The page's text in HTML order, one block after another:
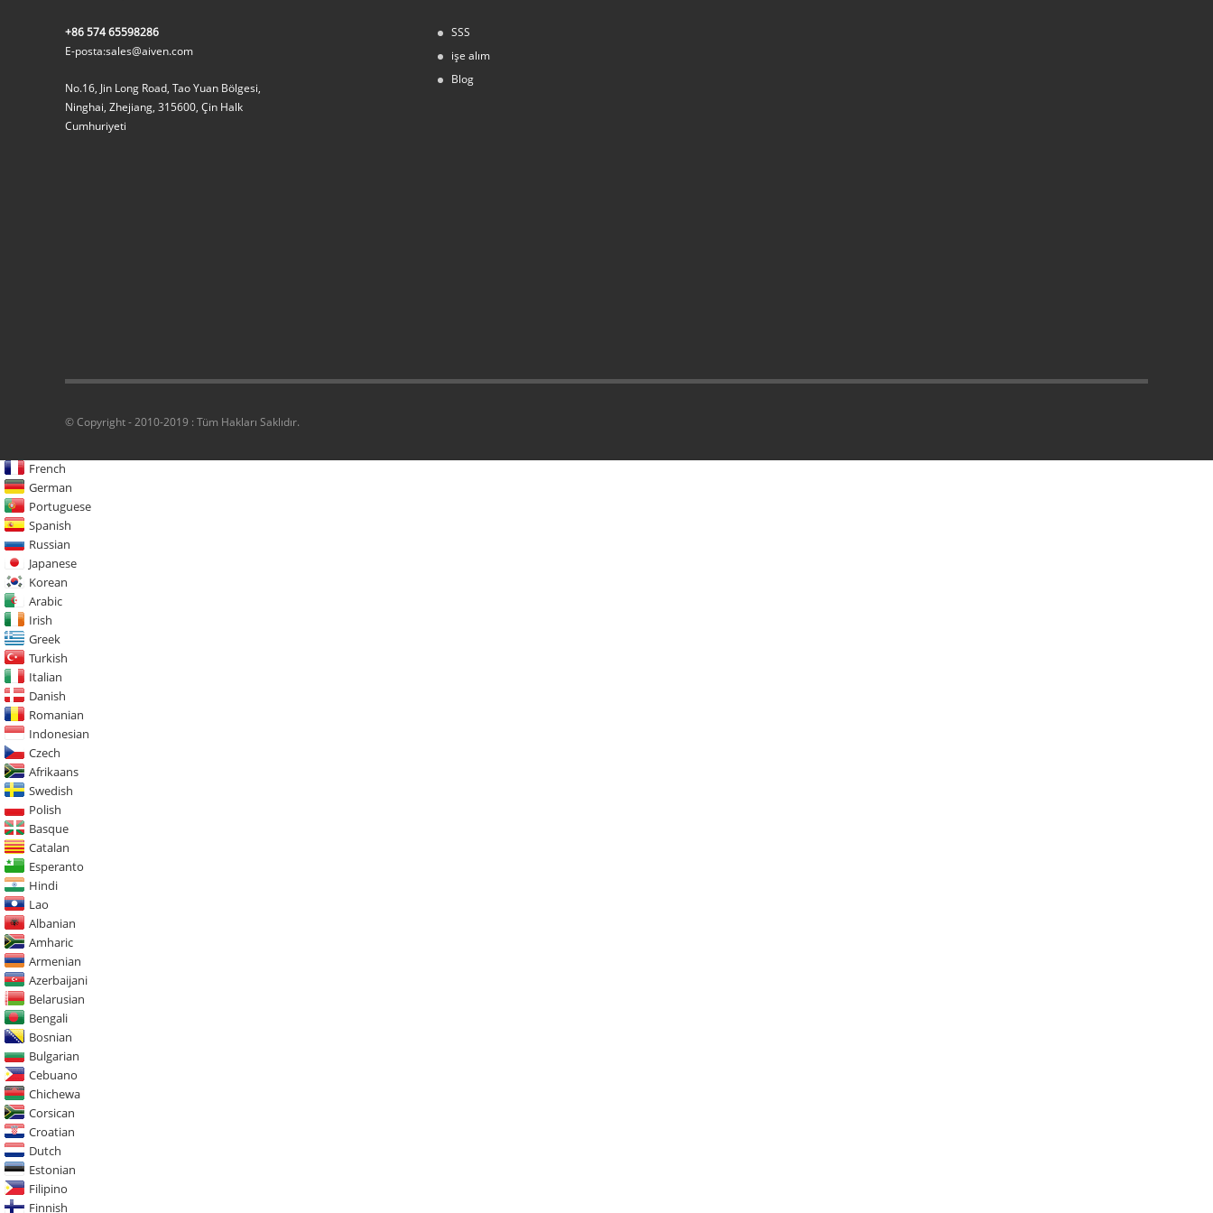
+86 574 65598286
E-posta:sales@aiven.com
No.16, Jin Long Road, Tao Yuan Bölgesi,
Ninghai, Zhejiang, 315600, Çin Halk
Cumhuriyeti
SSS
işe alım
Blog
© Copyright - 2010-2019 : Tüm Hakları Saklıdır.
French
German
Portuguese
Spanish
Russian
Japanese
Korean
Arabic
Irish
Greek
Turkish
Italian
Danish
Romanian
Indonesian
Czech
Afrikaans
Swedish
Polish
Basque
Catalan
Esperanto
Hindi
Lao
Albanian
Amharic
Armenian
Azerbaijani
Belarusian
Bengali
Bosnian
Bulgarian
Cebuano
Chichewa
Corsican
Croatian
Dutch
Estonian
Filipino
Finnish